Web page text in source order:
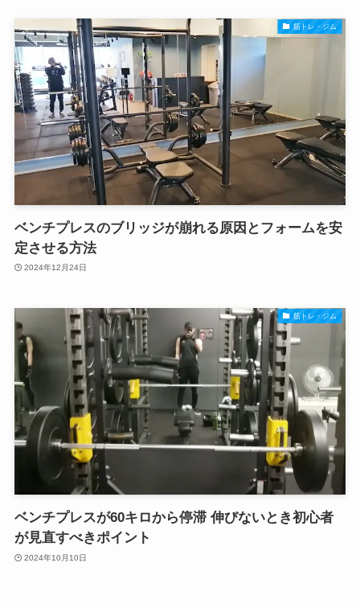
筋トレ・ジム
ベンチプレスのブリッジが崩れる原因とフォームを安
定させる方法
2024年12月24日
筋トレ・ジム
ベンチプレスが60キロから停滞 伸びないとき初心者
が見直すべきポイント
2024年10月10日